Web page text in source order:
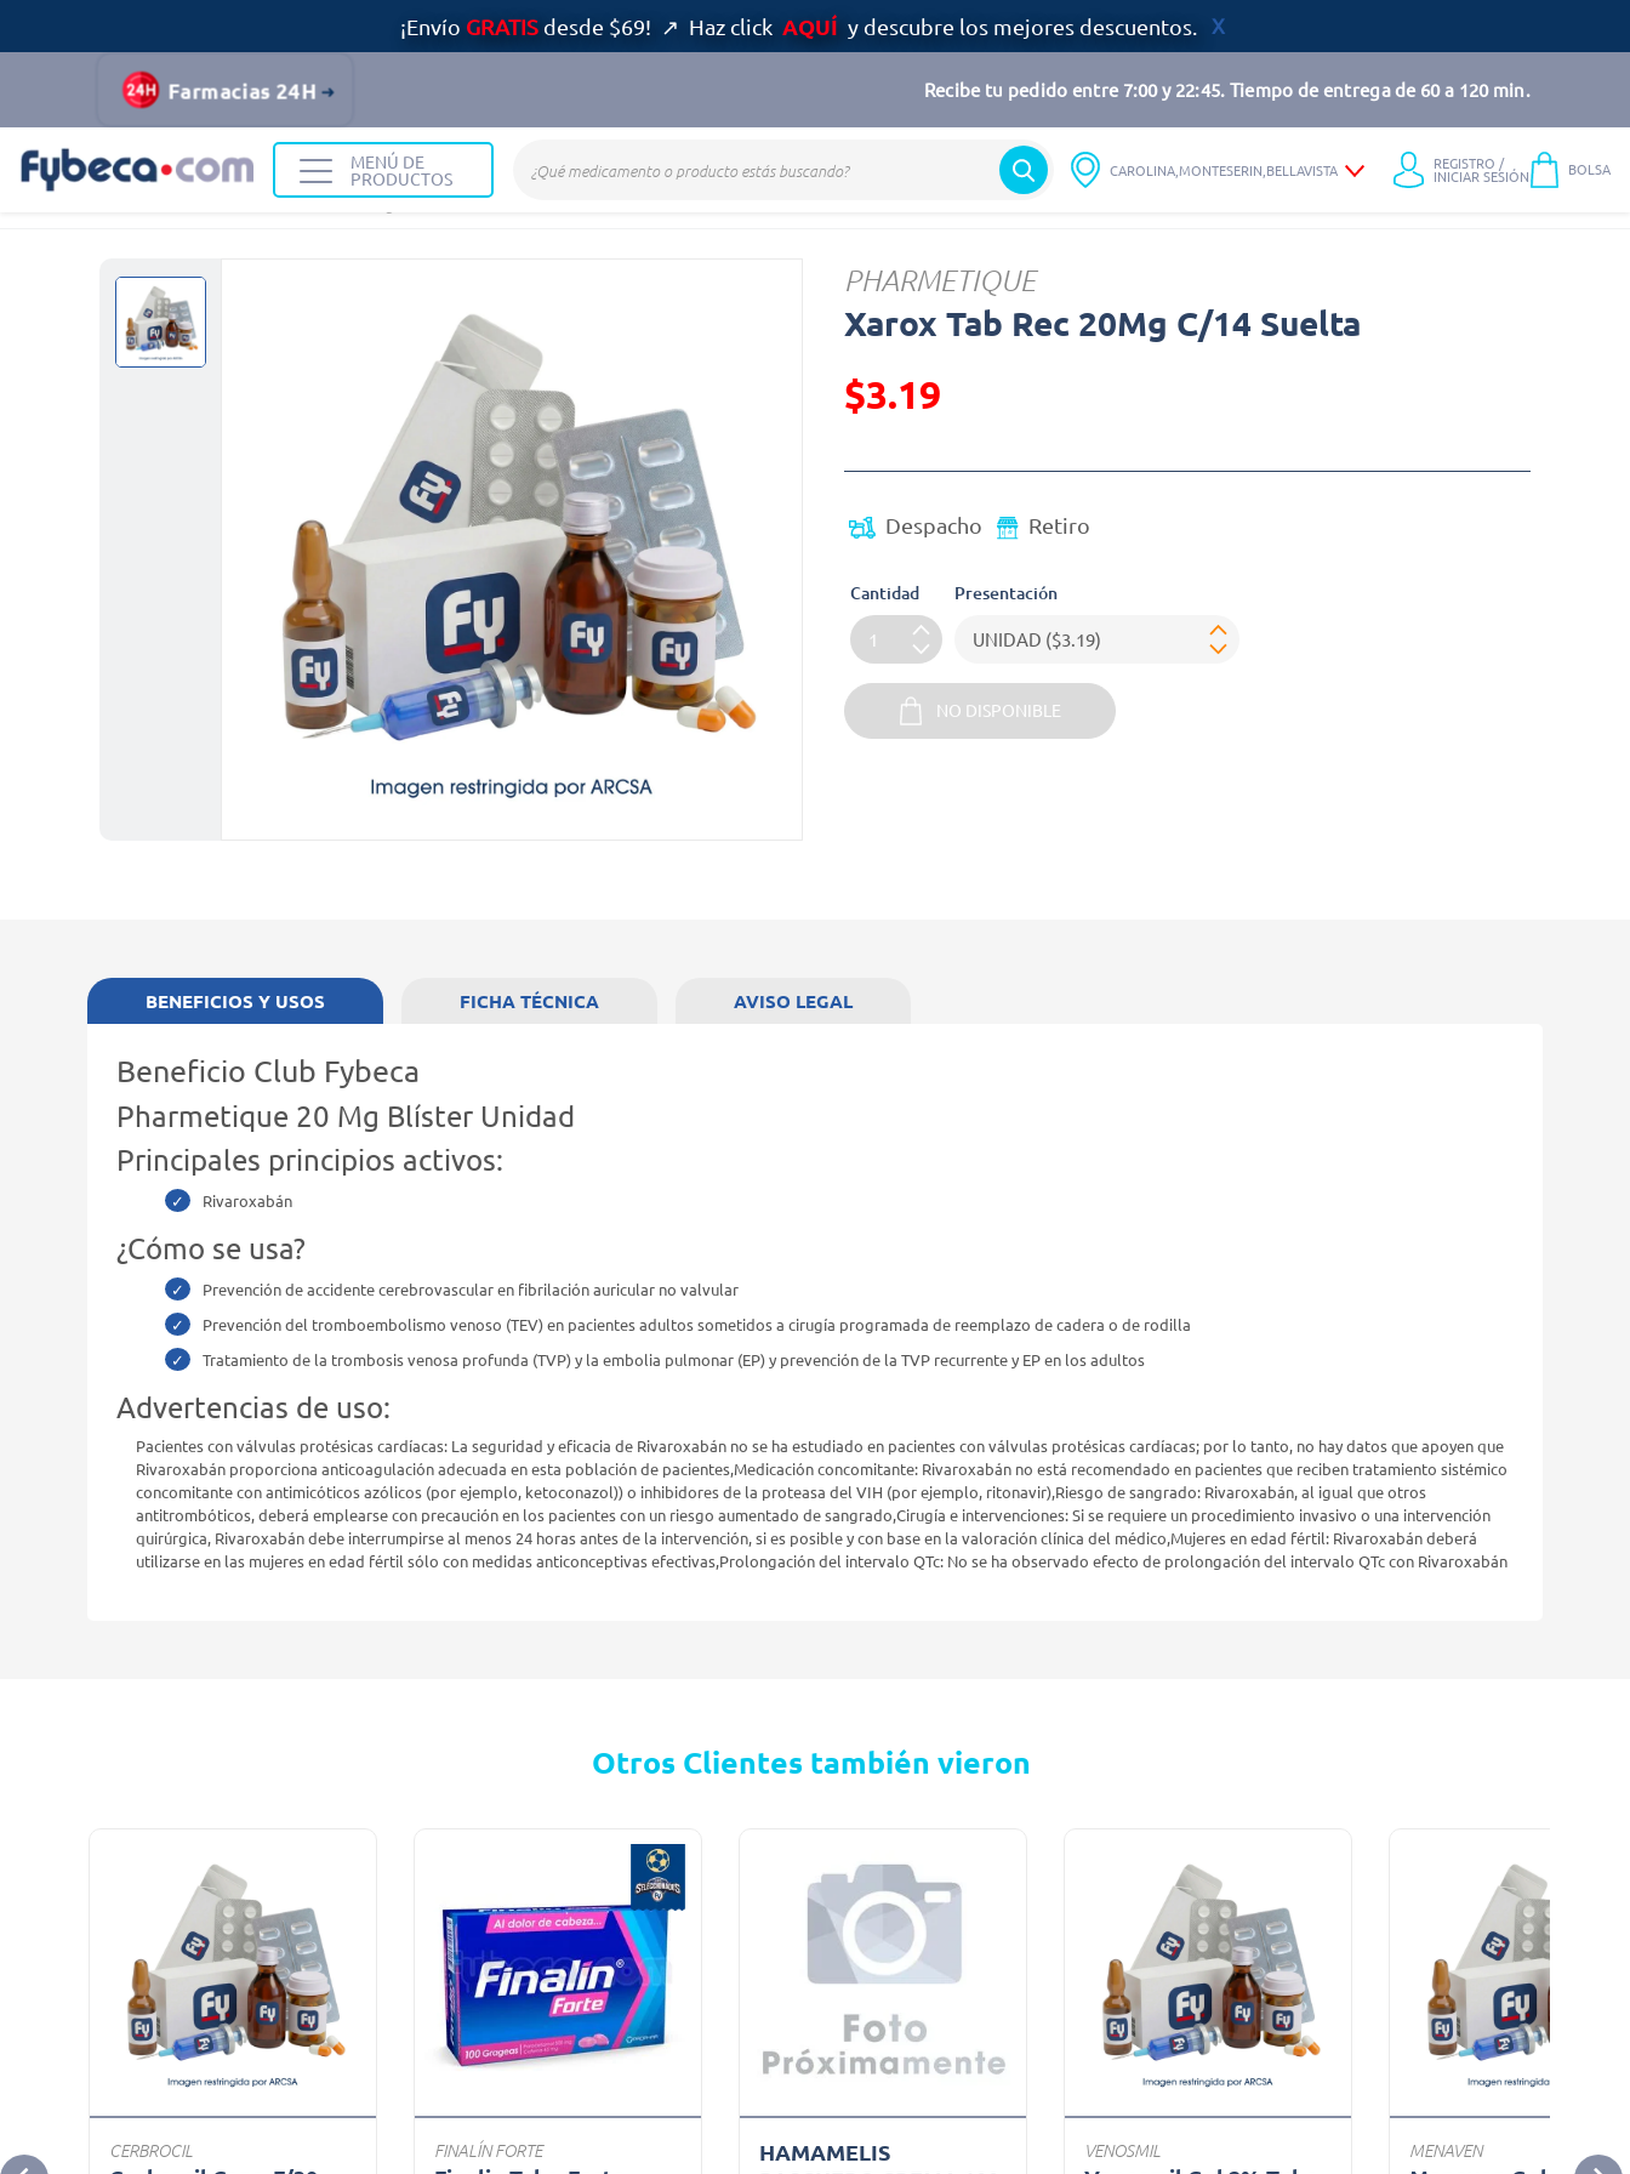
¡Envío GRATISdesde $69! ↗ Haz click AQUÍ y descubre los mejores descuentos.
Farmacias 24H Recibe tu pedido entre 7:00 y 22:45. Tiempo de entrega de 60 a 120 min.
MENÚ DE
PRODUCTOS CAROLINA,MONTESERIN,BELLAVISTA REGISTRO /
INICIAR SESIÓN BOLSA
Medicinas Sistema Sanguíneo Xarox
PHARMETIQUE
Xarox Tab Rec 20Mg C/14 Suelta
Precio reducido de
$3.19
Despacho Retiro
Cantidad Presentación
NO DISPONIBLE
BENEFICIOS Y USOS
Beneficio Club Fybeca
Pharmetique 20 Mg Blíster Unidad
Principales principios activos:
Rivaroxabán
¿Cómo se usa?
Prevención de accidente cerebrovascular en fibrilación auricular no valvular
Prevención del tromboembolismo venoso (TEV) en pacientes adultos sometidos a cirugía programada de reemplazo de cadera o de rodilla
Tratamiento de la trombosis venosa profunda (TVP) y la embolia pulmonar (EP) y prevención de la TVP recurrente y EP en los adultos
Advertencias de uso:
Pacientes con válvulas protésicas cardíacas: La seguridad y eficacia de Rivaroxabán no se ha estudiado en pacientes con válvulas protésicas cardíacas; por lo tanto, no hay datos que apoyen que
Rivaroxabán proporciona anticoagulación adecuada en esta población de pacientes,Medicación concomitante: Rivaroxabán no está recomendado en pacientes que reciben tratamiento sistémico
concomitante con antimicóticos azólicos (por ejemplo, ketoconazol)) o inhibidores de la proteasa del VIH (por ejemplo, ritonavir),Riesgo de sangrado: Rivaroxabán, al igual que otros
antitrombóticos, deberá emplearse con precaución en los pacientes con un riesgo aumentado de sangrado,Cirugía e intervenciones: Si se requiere un procedimiento invasivo o una intervención
quirúrgica, Rivaroxabán debe interrumpirse al menos 24 horas antes de la intervención, si es posible y con base en la valoración clínica del médico,Mujeres en edad fértil: Rivaroxabán deberá
utilizarse en las mujeres en edad fértil sólo con medidas anticonceptivas efectivas,Prolongación del intervalo QTc: No se ha observado efecto de prolongación del intervalo QTc con Rivaroxabán
FICHA TÉCNICA AVISO LEGAL
Otros Clientes también vieron
CERBROCIL FINALÍN FORTE
HAMAMELIS
VENOSMIL MENAVEN